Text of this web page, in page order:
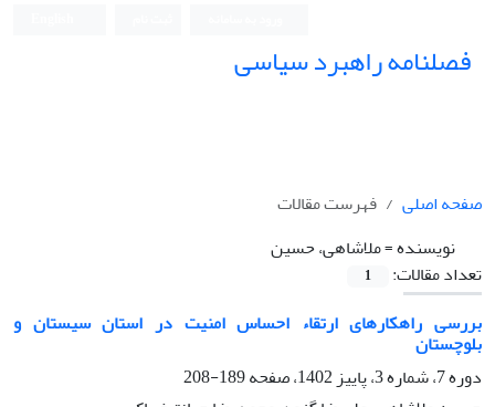
فصلنامه راهبرد سیاسی
صفحه اصلی
فهرست مقالات
نویسنده =ملاشاهی، حسین
تعداد مقالات:
1
بررسی راهکارهای ارتقاء احساس امنیت در استان سیستان و
بلوچستان
دوره 7، شماره 3، پاییز 1402، صفحه
189-208